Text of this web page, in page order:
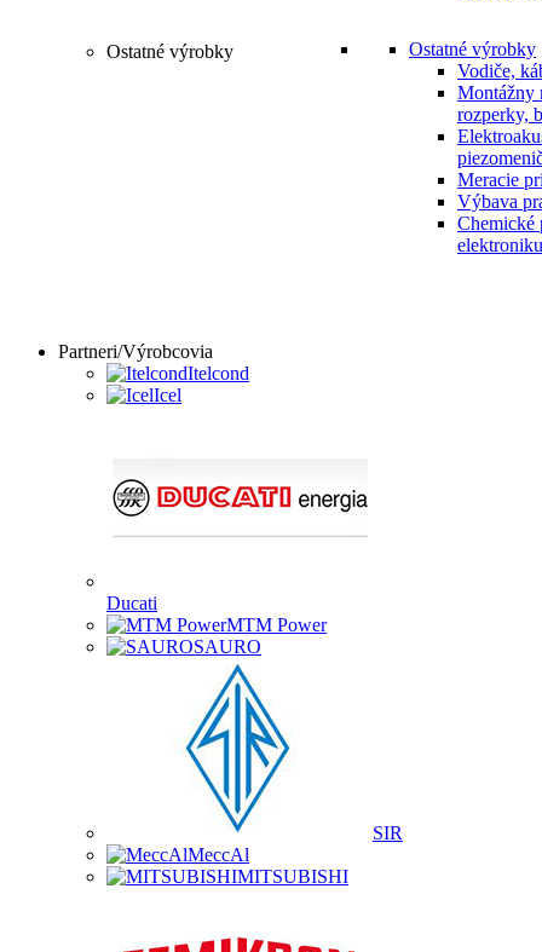
Ostatné výrobky
Ostatné výrobky
Vodiče,
Montážny
rozperky,
Meracie
Výbava
Chemické
elektroniku
Partneri/Výrobcovia
Itelcond
Icel
Ducati
MTM Power
SAURO
SIR
MeccAl
MITSUBISHI